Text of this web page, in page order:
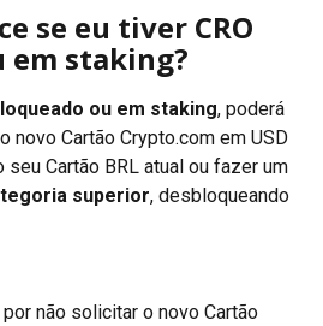
se eu tiver CRO
em staking?
ou em staking, poderá
novo Cartão Crypto.com em USD
Cartão BRL atual ou fazer um
superior, desbloqueando
não solicitar o novo Cartão